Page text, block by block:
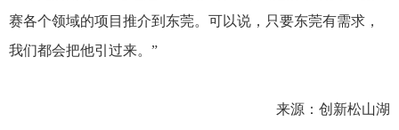
赛各个领域的项目推介到东莞。可以说，只要东莞有需求，
我们都会把他引过来。”
来源：创新松山湖